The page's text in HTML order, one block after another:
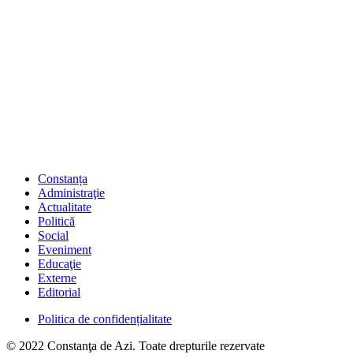
Constanța
Administraţie
Actualitate
Politică
Social
Eveniment
Educaţie
Externe
Editorial
Politica de confidențialitate
© 2022 Constanţa de Azi. Toate drepturile rezervate